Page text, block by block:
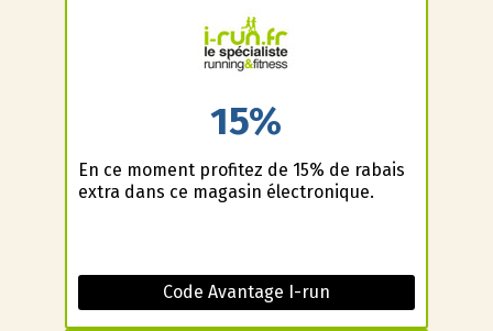
15%
En ce moment profitez de 15% de rabais
extra dans ce magasin électronique.
Code Avantage I-run